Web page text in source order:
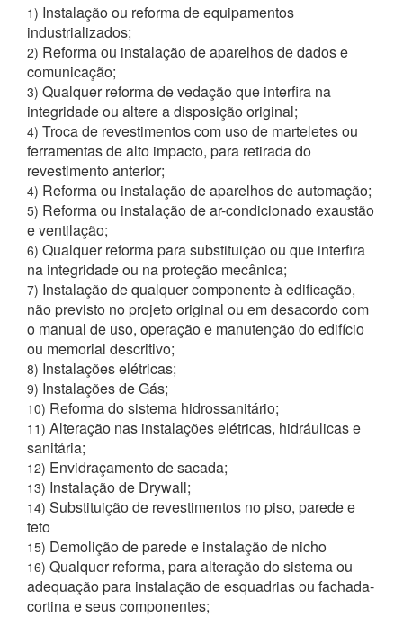
1) Instalação ou reforma de equipamentos
industrializados;
2) Reforma ou instalação de aparelhos de dados e
comunicação;
3) Qualquer reforma de vedação que interfira na
integridade ou altere a disposição original;
4) Troca de revestimentos com uso de marteletes ou
ferramentas de alto impacto, para retirada do
revestimento anterior;
4) Reforma ou instalação de aparelhos de automação;
5) Reforma ou instalação de ar-condicionado exaustão
e ventilação;
6) Qualquer reforma para substituição ou que interfira
na integridade ou na proteção mecânica;
7) Instalação de qualquer componente à edificação,
não previsto no projeto original ou em desacordo com
o manual de uso, operação e manutenção do edifício
ou memorial descritivo;
8) Instalações elétricas;
9) Instalações de Gás;
10) Reforma do sistema hidrossanitário;
11) Alteração nas instalações elétricas, hidráulicas e
sanitária;
12) Envidraçamento de sacada;
13) Instalação de Drywall;
14) Substituição de revestimentos no piso, parede e
teto
15) Demolição de parede e instalação de nicho
16) Qualquer reforma, para alteração do sistema ou
adequação para instalação de esquadrias ou fachada-
cortina e seus componentes;